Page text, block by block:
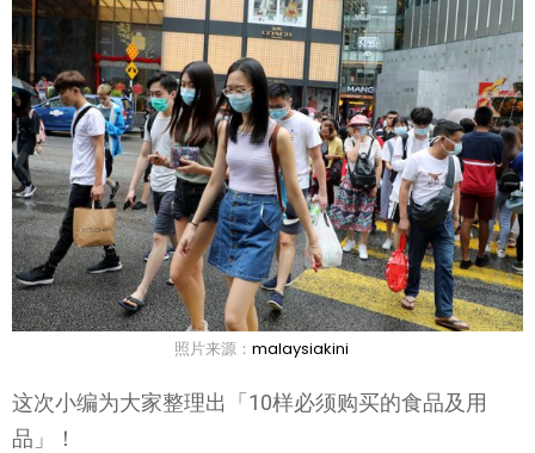
照片来源： malaysiakini
这次小编为大家整理出「10样必须购买的食品及用
品」！